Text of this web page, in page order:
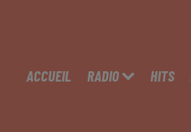
ACCUEIL RADIO HITS